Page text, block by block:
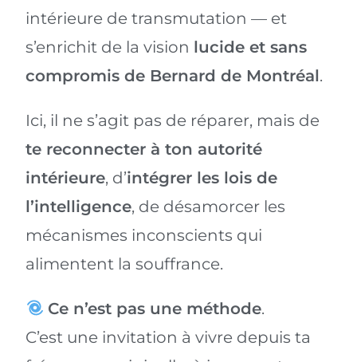
intérieure de transmutation — et
s’enrichit de la vision lucide et sans
compromis de Bernard de Montréal.
Ici, il ne s’agit pas de réparer, mais de
te reconnecter à ton autorité
intérieure, d’intégrer les lois de
l’intelligence, de désamorcer les
mécanismes inconscients qui
alimentent la souffrance.
Ce n’est pas une méthode.
C’est une invitation à vivre depuis ta